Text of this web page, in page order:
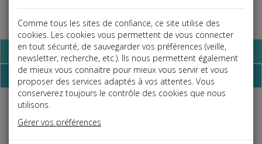
Base documentaire
Dossiers
Espace réservé
Comme tous les sites de confiance, ce site utilise des
cookies. Les cookies vous permettent de vous connecter
en tout sécurité, de sauvegarder vos préférences (veille,
newsletter, recherche, etc.). Ils nous permettent également
de mieux vous connaitre pour mieux vous servir et vous
proposer des services adaptés à vos attentes. Vous
conserverez toujours le contrôle des cookies que nous
utilisons.
Gérer vos préférences